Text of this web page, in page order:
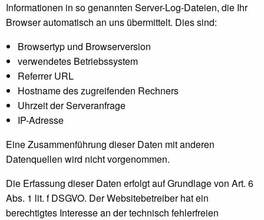
Informationen in so genannten Server-Log-Dateien, die Ihr
Browser automatisch an uns übermittelt. Dies sind:
Browsertyp und Browserversion
verwendetes Betriebssystem
Referrer URL
Hostname des zugreifenden Rechners
Uhrzeit der Serveranfrage
IP-Adresse
Eine Zusammenführung dieser Daten mit anderen
Datenquellen wird nicht vorgenommen.
Die Erfassung dieser Daten erfolgt auf Grundlage von Art. 6
Abs. 1 lit. f DSGVO. Der Websitebetreiber hat ein
berechtigtes Interesse an der technisch fehlerfreien